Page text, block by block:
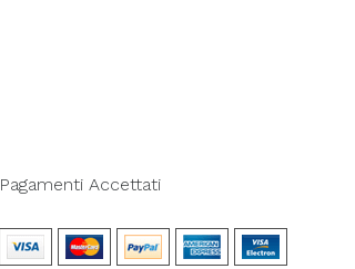
Pagamenti Accettati